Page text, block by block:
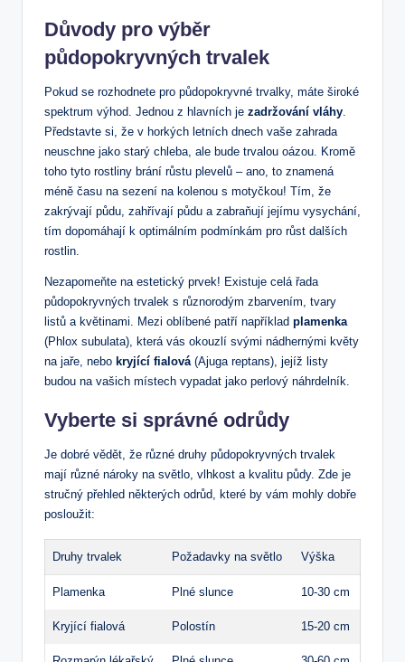
Důvody pro výběr
půdopokryvných trvalek
Pokud se rozhodnete pro půdopokryvné trvalky, máte široké
spektrum výhod. Jednou z hlavních je zadržování vláhy.
Představte si, že v horkých letních dnech vaše zahrada
neuschne jako starý chleba, ale bude trvalou oázou. Kromě
toho tyto rostliny brání růstu plevelů – ano, to znamená
méně času na sezení na kolenou s motyčkou! Tím, že
zakrývají půdu, zahřívají půdu a zabraňují jejímu vysychání,
tím dopomáhají k optimálním podmínkám pro růst dalších
rostlin.
Nezapomeňte na estetický prvek! Existuje celá řada
půdopokryvných trvalek s různorodým zbarvením, tvary
listů a květinami. Mezi oblíbené patří například plamenka
(Phlox subulata), která vás okouzlí svými nádhernými květy
na jaře, nebo kryjící fialová(Ajuga reptans), jejíž listy
budou na vašich místech vypadat jako perlový náhrdelník.
Vyberte si správné odrůdy
Je dobré vědět, že různé druhy půdopokryvných trvalek
mají různé nároky na světlo, vlhkost a kvalitu půdy. Zde je
stručný přehled některých odrůd, které by vám mohly dobře
posloužit:
Druhy trvalek Požadavky na světlo Výška
Plamenka Plné slunce 10-30 cm
Kryjící fialová Polostín 15-20 cm